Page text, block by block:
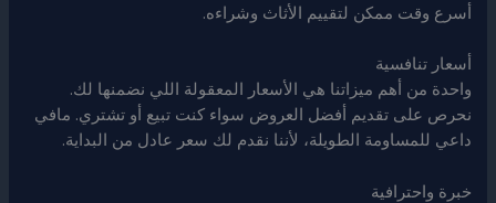
أسرع وقت ممكن لتقييم الأثاث وشراءه.
أسعار تنافسية
واحدة من أهم ميزاتنا هي الأسعار المعقولة اللي نضمنها لك.
نحرص على تقديم أفضل العروض سواء كنت تبيع أو تشتري. مافي
داعي للمساومة الطويلة، لأننا نقدم لك سعر عادل من البداية.
خبرة واحترافية